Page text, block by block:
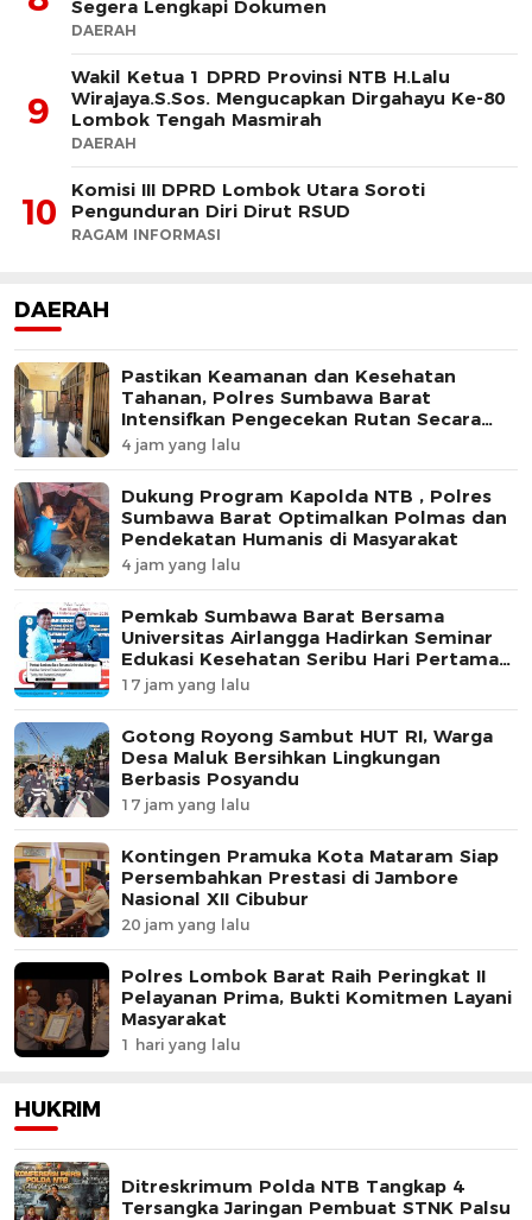
Segera Lengkapi Dokumen
DAERAH
9
Wakil Ketua 1 DPRD Provinsi NTB H.Lalu
Wirajaya.S.Sos. Mengucapkan Dirgahayu Ke-80
Lombok Tengah Masmirah
DAERAH
10
Komisi III DPRD Lombok Utara Soroti
Pengunduran Diri Dirut RSUD
RAGAM INFORMASI
DAERAH
Pastikan Keamanan dan Kesehatan
Tahanan, Polres Sumbawa Barat
Intensifkan Pengecekan Rutan Secara
Berkala
4 jam yang lalu
Dukung Program Kapolda NTB , Polres
Sumbawa Barat Optimalkan Polmas dan
Pendekatan Humanis di Masyarakat
4 jam yang lalu
Pemkab Sumbawa Barat Bersama
Universitas Airlangga Hadirkan Seminar
Edukasi Kesehatan Seribu Hari Pertama
Kehidupan
17 jam yang lalu
Gotong Royong Sambut HUT RI, Warga
Desa Maluk Bersihkan Lingkungan
Berbasis Posyandu
17 jam yang lalu
Kontingen Pramuka Kota Mataram Siap
Persembahkan Prestasi di Jambore
Nasional XII Cibubur
20 jam yang lalu
Polres Lombok Barat Raih Peringkat II
Pelayanan Prima, Bukti Komitmen Layani
Masyarakat
1 hari yang lalu
HUKRIM
Ditreskrimum Polda NTB Tangkap 4
Tersangka Jaringan Pembuat STNK Palsu